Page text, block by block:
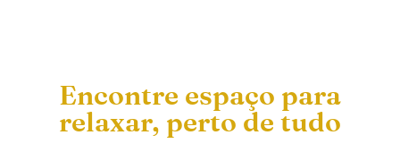
Encontre espaço para
relaxar, perto de tudo